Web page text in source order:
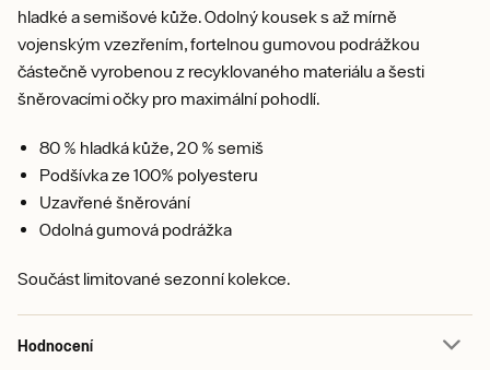
hladké a semišové kůže. Odolný kousek s až mírně
vojenským vzezřením, fortelnou gumovou podrážkou
částečně vyrobenou z recyklovaného materiálu a šesti
šněrovacími očky pro maximální pohodlí.
80 % hladká kůže, 20 % semiš
Podšívka ze 100% polyesteru
Uzavřené šněrování
Odolná gumová podrážka
Součást limitované sezonní kolekce.
Hodnocení